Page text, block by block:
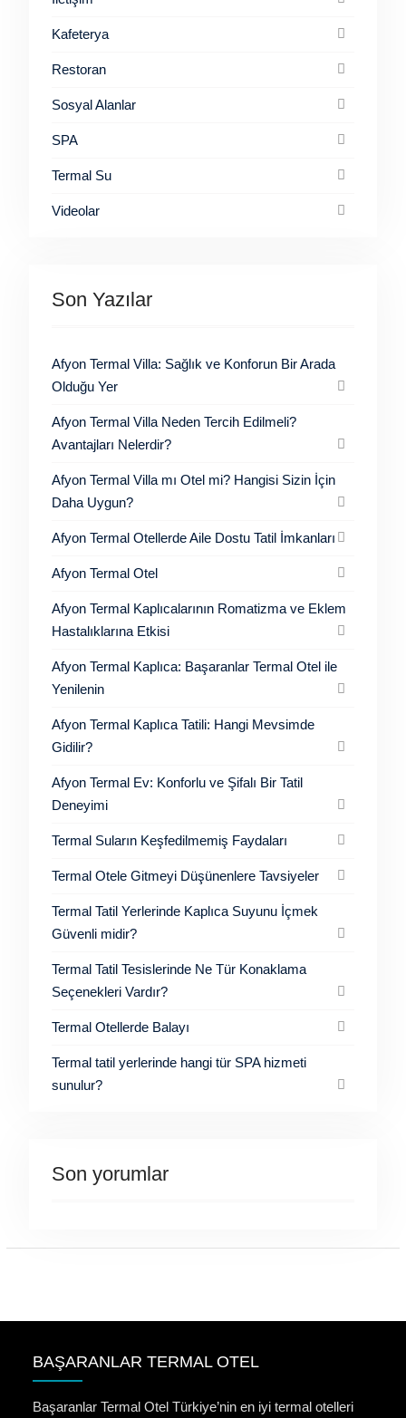
Kafeterya
Restoran
Sosyal Alanlar
SPA
Termal Su
Videolar
Son Yazılar
Afyon Termal Villa: Sağlık ve Konforun Bir Arada
Olduğu Yer
Afyon Termal Villa Neden Tercih Edilmeli?
Avantajları Nelerdir?
Afyon Termal Villa mı Otel mi? Hangisi Sizin İçin
Daha Uygun?
Afyon Termal Otellerde Aile Dostu Tatil İmkanları
Afyon Termal Otel
Afyon Termal Kaplıcalarının Romatizma ve Eklem
Hastalıklarına Etkisi
Afyon Termal Kaplıca: Başaranlar Termal Otel ile
Yenilenin
Afyon Termal Kaplıca Tatili: Hangi Mevsimde
Gidilir?
Afyon Termal Ev: Konforlu ve Şifalı Bir Tatil
Deneyimi
Termal Suların Keşfedilmemiş Faydaları
Termal Otele Gitmeyi Düşünenlere Tavsiyeler
Termal Tatil Yerlerinde Kaplıca Suyunu İçmek
Güvenli midir?
Termal Tatil Tesislerinde Ne Tür Konaklama
Seçenekleri Vardır?
Termal Otellerde Balayı
Termal tatil yerlerinde hangi tür SPA hizmeti
sunulur?
Son yorumlar
BAŞARANLAR TERMAL OTEL
Başaranlar Termal Otel Türkiye’nin en iyi termal otelleri